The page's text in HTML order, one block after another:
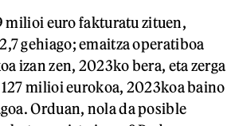
milioi euro fakturatu zituen,
gehiago; emaitza operatiboa
izan zen, 2023ko bera, eta zerga
milioi eurokoa, 2023koa baino
Orduan, nola da posible